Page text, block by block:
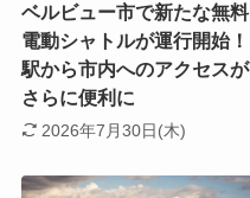
ベルビュー市で新たな無料
電動シャトルが運行開始！
駅から市内へのアクセスが
さらに便利に
2026年7月30日(木)